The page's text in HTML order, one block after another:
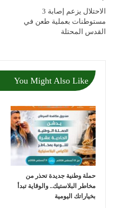
الاحتلال يزعم إصابة 3
مستوطنات بعملية طعن في
القدس المحتلة
You Might Also Like
حملة وطنية جديدة تحذر من
مخاطر البلاستيك.. والوقاية تبدأ
بخياراتك اليومية